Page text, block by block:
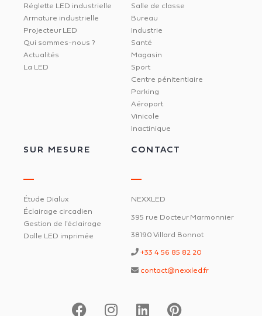
Réglette LED industrielle
Armature industrielle
Projecteur LED
Qui sommes-nous ?
Actualités
La LED
Salle de classe
Bureau
Industrie
Santé
Magasin
Sport
Centre pénitentiaire
Parking
Aéroport
Vinicole
Inactinique
SUR MESURE
Étude Dialux
Éclairage circadien
Gestion de l'éclairage
Dalle LED imprimée
CONTACT
NEXXLED
395 rue Docteur Marmonnier
38190 Villard Bonnot
+33 4 56 85 82 20
contact@nexxled.fr